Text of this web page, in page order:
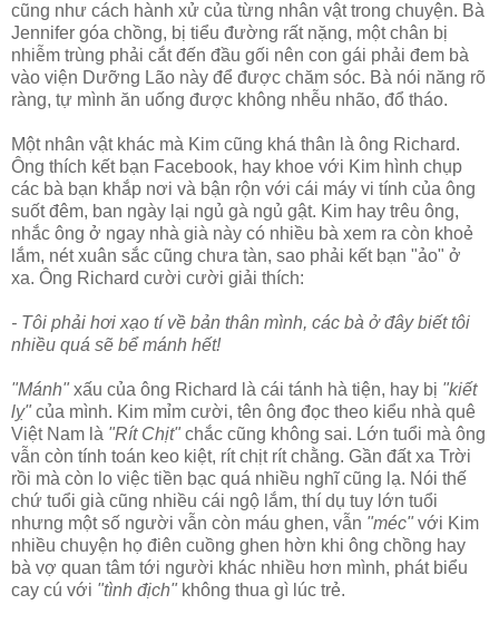
cũng như cách hành xử của từng nhân vật trong chuyện. Bà
Jennifer góa chồng, bị tiểu đường rất nặng, một chân bị
nhiễm trùng phải cắt đến đầu gối nên con gái phải đem bà
vào viện Dưỡng Lão này để được chăm sóc. Bà nói năng rõ
ràng, tự mình ăn uống được không nhễu nhão, đổ tháo.
Một nhân vật khác mà Kim cũng khá thân là ông Richard.
Ông thích kết bạn Facebook, hay khoe với Kim hình chụp
các bà bạn khắp nơi và bận rộn với cái máy vi tính của ông
suốt đêm, ban ngày lại ngủ gà ngủ gật. Kim hay trêu ông,
nhắc ông ở ngay nhà già này có nhiều bà xem ra còn khoẻ
lắm, nét xuân sắc cũng chưa tàn, sao phải kết bạn "ảo" ở
xa. Ông Richard cười cười giải thích:
- Tôi phải hơi xạo tí về bản thân mình, các bà ở đây biết tôi
nhiều quá sẽ bể mánh hết!
"Mánh" xấu của ông Richard là cái tánh hà tiện, hay bị "kiết
lỵ" của mình. Kim mỉm cười, tên ông đọc theo kiểu nhà quê
Việt Nam là "Rít Chịt" chắc cũng không sai. Lớn tuổi mà ông
vẫn còn tính toán keo kiệt, rít chịt rít chằng. Gần đất xa Trời
rồi mà còn lo việc tiền bạc quá nhiều nghĩ cũng lạ. Nói thế
chứ tuổi già cũng nhiều cái ngộ lắm, thí dụ tuy lớn tuổi
nhưng một số người vẫn còn máu ghen, vẫn "méc" với Kim
nhiều chuyện họ điên cuồng ghen hờn khi ông chồng hay
bà vợ quan tâm tới người khác nhiều hơn mình, phát biểu
cay cú với "tình địch" không thua gì lúc trẻ.